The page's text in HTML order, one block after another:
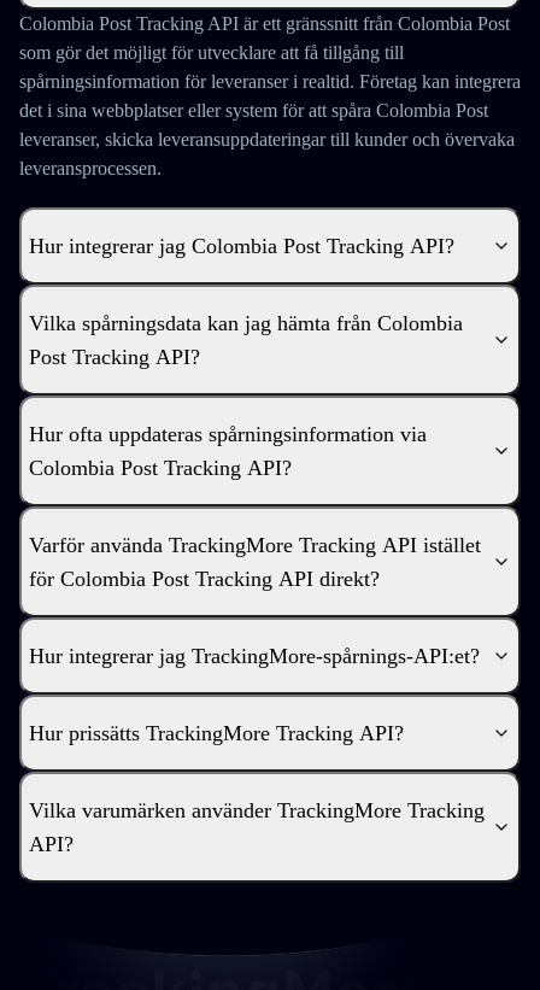
Colombia Post Tracking API är ett gränssnitt från Colombia Post
som gör det möjligt för utvecklare att få tillgång till
spårningsinformation för leveranser i realtid. Företag kan integrera
det i sina webbplatser eller system för att spåra Colombia Post
leveranser, skicka leveransuppdateringar till kunder och övervaka
leveransprocessen.
Hur integrerar jag Colombia Post Tracking API?
Vilka spårningsdata kan jag hämta från Colombia
Post Tracking API?
Hur ofta uppdateras spårningsinformation via
Colombia Post Tracking API?
Varför använda TrackingMore Tracking API istället
för Colombia Post Tracking API direkt?
Hur integrerar jag TrackingMore-spårnings-API:et?
Hur prissätts TrackingMore Tracking API?
Vilka varumärken använder TrackingMore Tracking
API?